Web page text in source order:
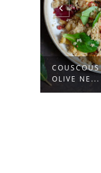
OLIVE NE...